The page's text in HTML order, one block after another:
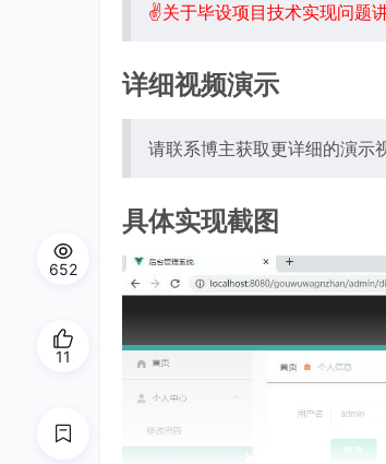
✌关于毕设项目技术实现问题
详细视频演示
请联系博主获取更详细的演示
具体实现截图
652
11